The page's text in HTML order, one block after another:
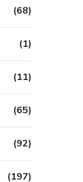
(68)
(1)
(11)
(65)
(92)
(197)